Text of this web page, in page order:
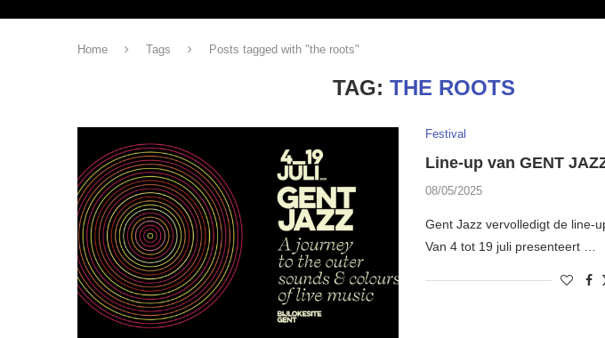
Home Tags Posts tagged with "the roots"
TAG:THE ROOTS
Festival
Line-up van GENT
08/05/2025
Gent Jazz vervolledigt de line-
Van 4 tot 19 juli presenteert …